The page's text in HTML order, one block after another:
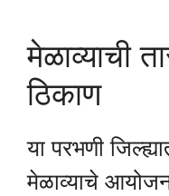
मेळाव्याची
ठिकाण
या परभणी
मेळाव्याचे